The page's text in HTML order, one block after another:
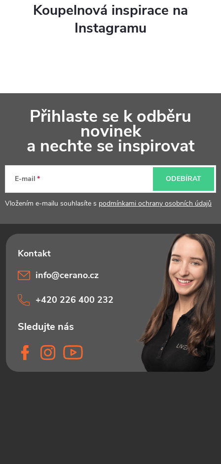
Koupelnová inspirace na
Instagramu
a
Přihlaste se k odběru
novinek
a nechte se inspirovat
E-mail
Vložením e-mailu souhlasíte s podmínkami ochrany osobních údajů
ODEBÍRAT
info@cerano.cz
+420 226 400 232